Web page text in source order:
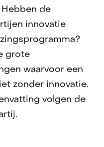
de
innovatie
grote
waarvoor een
zonder innovatie.
volgen de